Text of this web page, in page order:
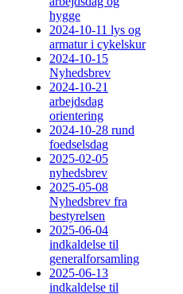
hygge
2024-10-11 lys og
armatur i cykelskur
2024-10-15
Nyhedsbrev
2024-10-21
arbejdsdag
orientering
2024-10-28 rund
foedselsdag
2025-02-05
nyhedsbrev
2025-05-08
Nyhedsbrev fra
bestyrelsen
2025-06-04
indkaldelse til
generalforsamling
2025-06-13
indkaldelse til